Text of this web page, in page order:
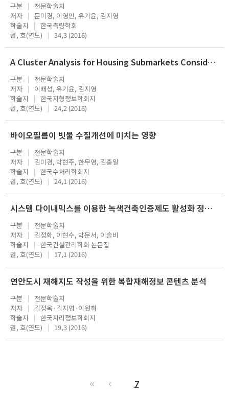
구분
전문학술지
저자
문미경, 이영민, 유기윤, 김지영
학술지
한국측량학회
권, 호(연도)
34,3 (2016)
A Cluster Analysis for Housing Submarkets Considering Spatial Autocorrelation
구분
전문학술지
저자
이배성, 유기윤, 김지영
학술지
한국지형정보학회지
권, 호(연도)
24,2 (2016)
바이오필름이 빗물 수질개선에 미치는 영향
구분
전문학술지
저자
김미경, 박현주, 한무영, 김충일
학술지
한국수처리학회지
권, 호(연도)
24,1 (2016)
시스템 다이내믹스를 이용한 녹색건축인증제도 활성화 정책의 실효성 평가
구분
전문학술지
저자
김정화, 이현수, 박문서, 이슬비
학술지
한국건설관리학회 논문집
권, 호(연도)
17,1 (2016)
연안도시 재해지도 작성을 위한 복합재해정보 콘텐츠 분석
구분
전문학술지
저자
김정옥·김지영·이원희
학술지
한국지리정보학회지
권, 호(연도)
19,3 (2016)
7